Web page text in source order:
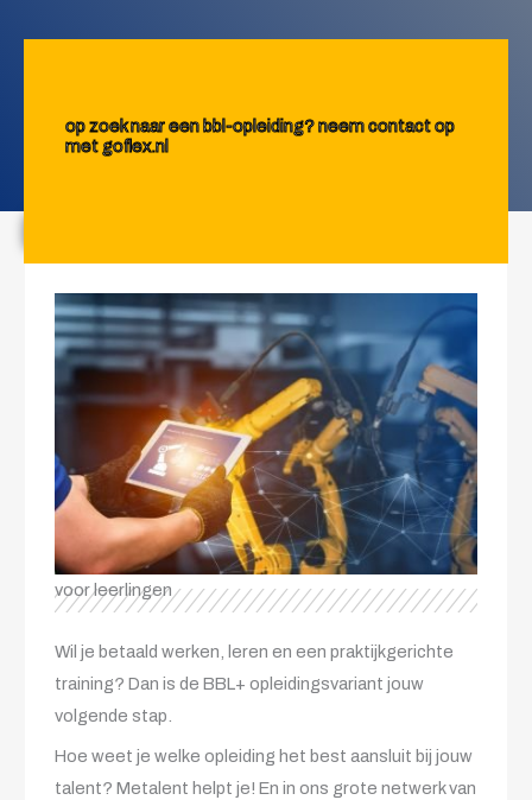
op zoek naar een bbl-opleiding? neem contact op
met goflex.nl
voor leerlingen
Wil je betaald werken, leren en een praktijkgerichte
training? Dan is de BBL+ opleidingsvariant jouw
volgende stap.
Hoe weet je welke opleiding het best aansluit bij jouw
talent? Metalent helpt je! En in ons grote netwerk van